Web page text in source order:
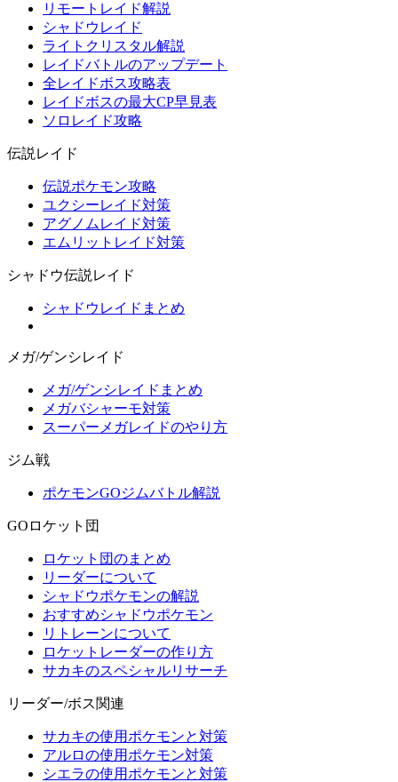
リモートレイド解説
シャドウレイド
ライトクリスタル解説
レイドバトルのアップデート
全レイドボス攻略表
レイドボスの最大CP早見表
ソロレイド攻略
伝説レイド
伝説ポケモン攻略
ユクシーレイド対策
アグノムレイド対策
エムリットレイド対策
シャドウ伝説レイド
シャドウレイドまとめ
メガ/ゲンシレイド
メガ/ゲンシレイドまとめ
メガバシャーモ対策
スーパーメガレイドのやり方
ジム戦
ポケモンGOジムバトル解説
GOロケット団
ロケット団のまとめ
リーダーについて
シャドウポケモンの解説
おすすめシャドウポケモン
リトレーンについて
ロケットレーダーの作り方
サカキのスペシャルリサーチ
リーダー/ボス関連
サカキの使用ポケモンと対策
アルロの使用ポケモン対策
シエラの使用ポケモンと対策